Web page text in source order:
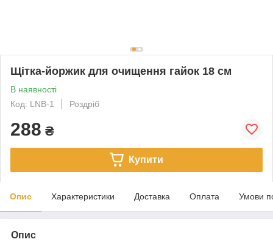
Щітка-йоржик для очищення гайок 18 см
В наявності
Код: LNB-1
Роздріб
288 ₴
Купити
Опис Характеристики Доставка Оплата Умови
Опис